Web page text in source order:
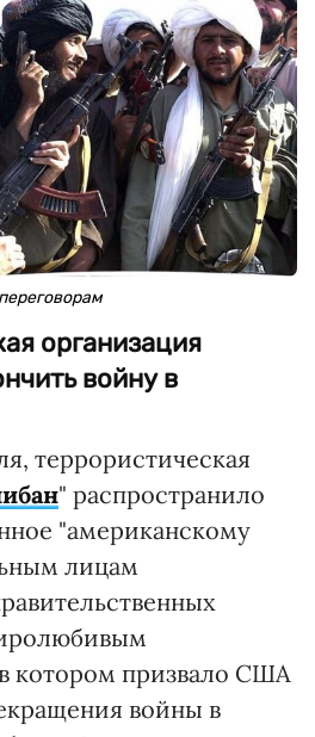
организация
войну в
террористическая
" распространило
"американскому
лицам
котором призвало США
войны в